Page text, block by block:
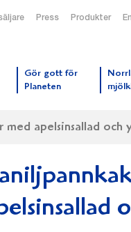
Press Produkter
Gör gott för
Planeten
med apelsinsallad och